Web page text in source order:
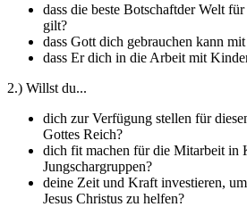
dass die beste Botschaftder Welt
gilt?
dass Gott dich gebrauchen kann
dass Er dich in die Arbeit mit
2.) Willst du...
dich zur Verfügung stellen für
Gottes Reich?
dich fit machen für die Mitarbeit in
Jungschargruppen?
deine Zeit und Kraft investieren,
Jesus Christus zu helfen?